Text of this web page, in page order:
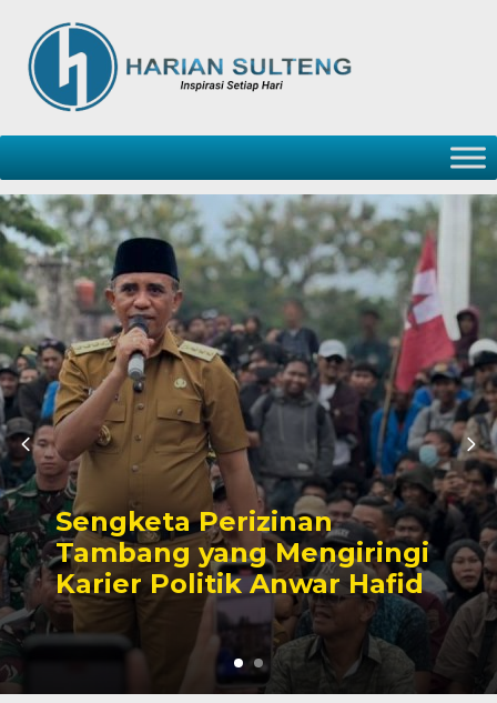
Sengketa Perizinan
Tambang yang Mengiringi
Karier Politik Anwar Hafid